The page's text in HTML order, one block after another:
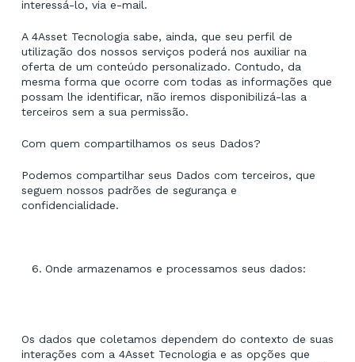
interessá-lo, via e-mail.
A 4Asset Tecnologia sabe, ainda, que seu perfil de
utilização dos nossos serviços poderá nos auxiliar na
oferta de um conteúdo personalizado. Contudo, da
mesma forma que ocorre com todas as informações que
possam lhe identificar, não iremos disponibilizá-las a
terceiros sem a sua permissão.
Com quem compartilhamos os seus Dados?
Podemos compartilhar seus Dados com terceiros, que
seguem nossos padrões de segurança e
confidencialidade.
Onde armazenamos e processamos seus dados:
Os dados que coletamos dependem do contexto de suas
interações com a 4Asset Tecnologia e as opções que